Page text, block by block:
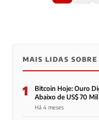
MAIS LIDAS SOBRE
1
Bitcoin Hoje: Ouro
Abaixo de US$ 70
Há 4 meses